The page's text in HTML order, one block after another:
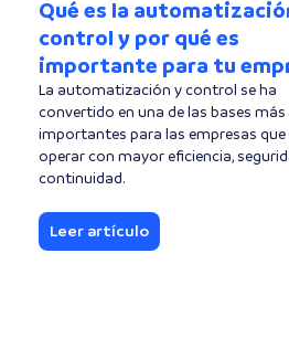
Qué es la
control y por qué es
importante para tu
La automatización y control se ha
convertido en una de las bases más
importantes para las empresas que
operar con mayor eficiencia,
continuidad.
Leer artículo